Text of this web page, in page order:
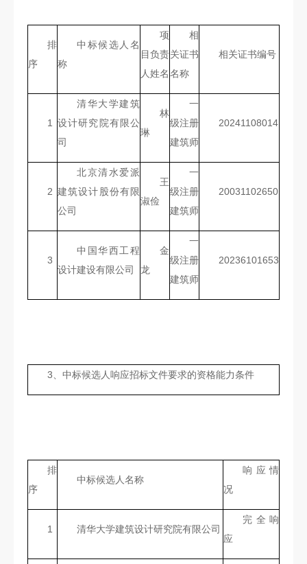
排
序
中标候选人名
称
项
目负责
人姓名
相
关证书
名称
相关证书编号
1
清华大学建筑
设计研究院有限公
司
林
琳
一
级注册
建筑师
20241108014
2
北京清水爱派
建筑设计股份有限
公司
王
淑俭
一
级注册
建筑师
20031102650
3
中国华西工程
设计建设有限公司
金
龙
一
级注册
建筑师
20236101653
3、中标候选人响应招标文件要求的资格能力条件
排
序
中标候选人名称
响应情
况
1 清华大学建筑设计研究院有限公司
完全响
应